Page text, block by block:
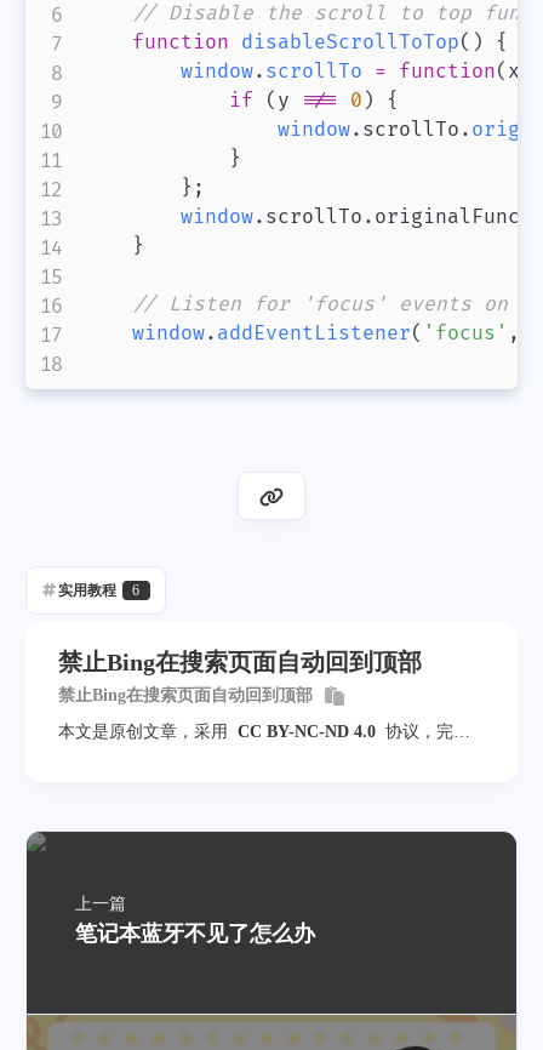
// Disable the scroll to top
function disableScrollToTop( )
{
window. scrollTo = function( x
if
( y !== 0 )
{
window. scrollTo .
}
} ;
window. scrollTo . originalFunc
}
// Listen for 'focus' events on
window. addEventListener( 'focus' ,
实用教程 6
禁止Bing在搜索页面自动回到顶部
禁止Bing在搜索页面自动回到顶部
本文是原创文章，采用
CC BY-NC-ND 4.0 协议，完整
上一篇
笔记本蓝牙不见了怎么办